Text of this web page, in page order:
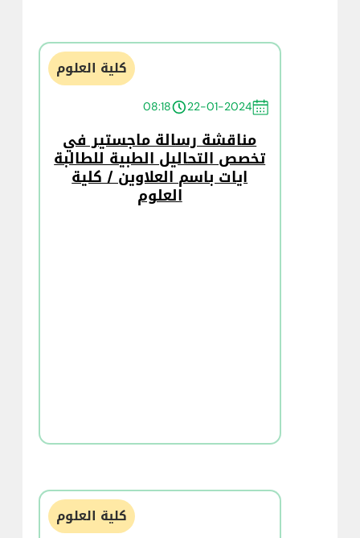
كلية العلوم
22-01-2024
08:18
مناقشة رسالة ماجستير في
تخصص التحاليل الطبية للطالبة
ايات باسم العلاوين / كلية
العلوم
كلية العلوم